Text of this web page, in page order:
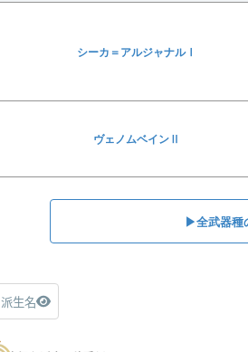
シーカ＝アルジャナルⅠ
ヴェノムベインⅡ
▶︎全武器種
派生名